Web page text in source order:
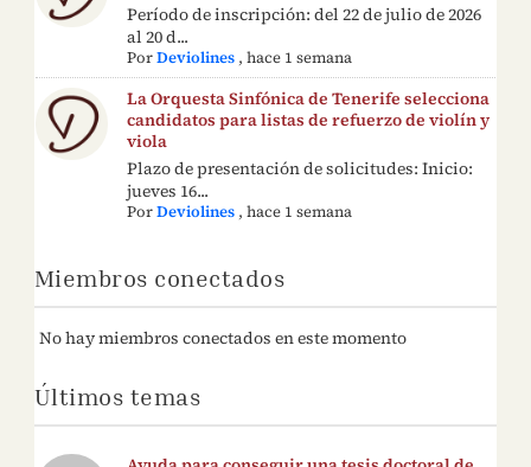
Período de inscripción: del 22 de julio de 2026
al 20 d...
PorDeviolines ,hace 1 semana
La Orquesta Sinfónica de Tenerife selecciona
candidatos para listas de refuerzo de violín y
viola
Plazo de presentación de solicitudes: Inicio:
jueves 16...
PorDeviolines ,hace 1 semana
Miembros conectados
No hay miembros conectados en este momento
Últimos temas